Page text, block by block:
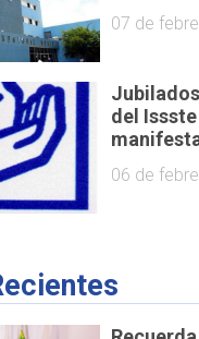
07 de
del
06 de